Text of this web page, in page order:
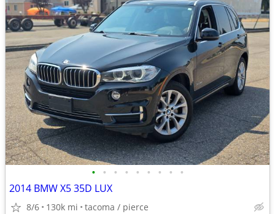
• • • • • • • • •
2014 BMW X5 35D LUX
8/6 130k mi tacoma / pierce